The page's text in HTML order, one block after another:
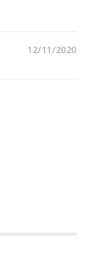
12/11/2020